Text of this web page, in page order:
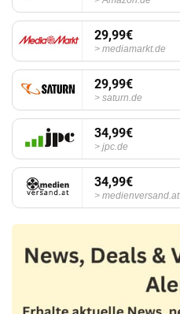
29,99€
mediamarkt.de
29,99€
saturn.de
34,99€
jpc.de
34,99€
medienversand.at